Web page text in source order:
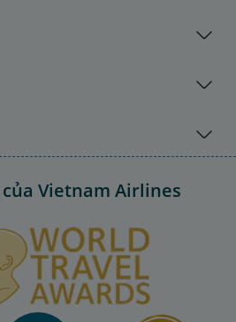
Vietnam Airlines